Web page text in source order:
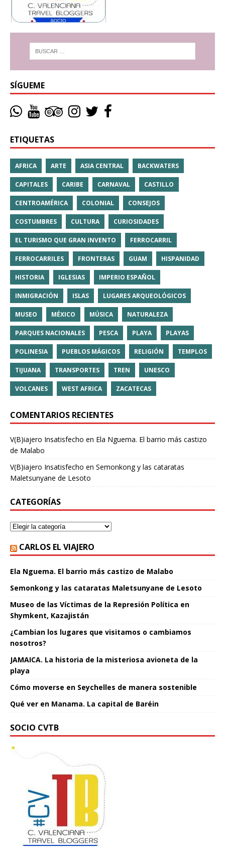
SÍGUEME
ETIQUETAS
AFRICA ARTE ASIA CENTRAL BACKWATERS
CAPITALES CARIBE CARNAVAL CASTILLO
CENTROAMÉRICA COLONIAL CONSEJOS
COSTUMBRES CULTURA CURIOSIDADES
EL TURISMO QUE GRAN INVENTO FERROCARRIL
FERROCARRILES FRONTERAS GUAM HISPANIDAD
HISTORIA IGLESIAS IMPERIO ESPAÑOL
INMIGRACIÓN ISLAS LUGARES ARQUEOLÓGICOS
MUSEO MÉXICO MÚSICA NATURALEZA
PARQUES NACIONALES PESCA PLAYA PLAYAS
POLINESIA PUEBLOS MÁGICOS RELIGIÓN TEMPLOS
TIJUANA TRANSPORTES TREN UNESCO
VOLCANES WEST AFRICA ZACATECAS
COMENTARIOS RECIENTES
V(B)iajero Insatisfecho en Ela Nguema. El barrio más castizo
de Malabo
V(B)iajero Insatisfecho en Semonkong y las cataratas
Maletsunyane de Lesoto
CATEGORÍAS
CARLOS EL VIAJERO
Ela Nguema. El barrio más castizo de Malabo
Semonkong y las cataratas Maletsunyane de Lesoto
Museo de las Víctimas de la Represión Política en
Shymkent, Kazajistán
¿Cambian los lugares que visitamos o cambiamos
nosotros?
JAMAICA. La historia de la misteriosa avioneta de la
playa
Cómo moverse en Seychelles de manera sostenible
Qué ver en Manama. La capital de Baréin
SOCIO CVTB